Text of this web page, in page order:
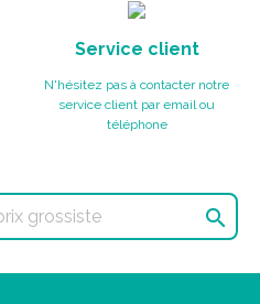
Service client
N'hésitez pas à contacter notre
service client par email ou
téléphone
